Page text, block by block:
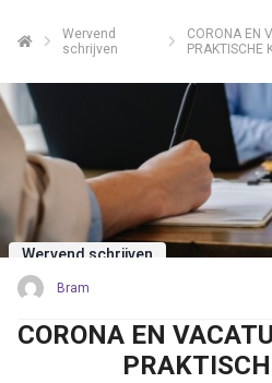
Wervend
schrijven
CORONA EN
PRAKTISCHE
Wervend schrijven
Bram
CORONA EN